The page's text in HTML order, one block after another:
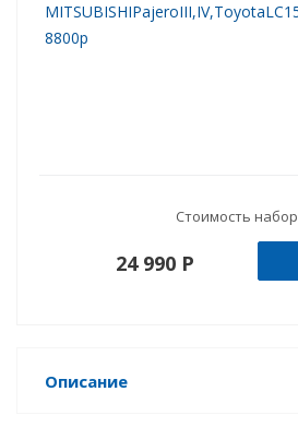
8800р
Стоимость
24 990 P
Описание